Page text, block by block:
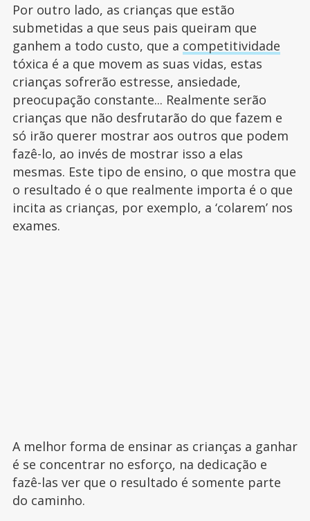
Por outro lado, as crianças que estão
submetidas a que seus pais queiram que
ganhem a todo custo, que a competitividade
tóxica é a que movem as suas vidas, estas
crianças sofrerão estresse, ansiedade,
preocupação constante... Realmente serão
crianças que não desfrutarão do que fazem e
só irão querer mostrar aos outros que podem
fazê-lo, ao invés de mostrar isso a elas
mesmas. Este tipo de ensino, o que mostra que
o resultado é o que realmente importa é o que
incita as crianças, por exemplo, a ‘colarem’ nos
exames.
A melhor forma de ensinar as crianças a ganhar
é se concentrar no esforço, na dedicação e
fazê-las ver que o resultado é somente parte
do caminho.